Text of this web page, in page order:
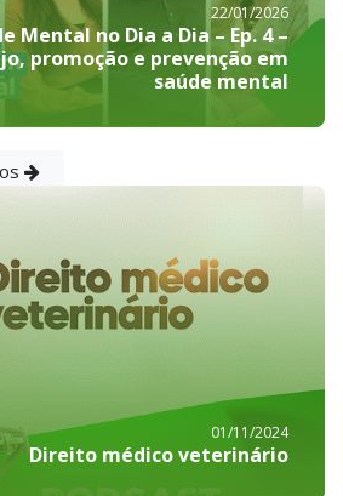
22/01/2026
Mental no Dia a Dia – Ep. 4 –
promoção e prevenção em
saúde mental
01/11/2024
Direito médico veterinário